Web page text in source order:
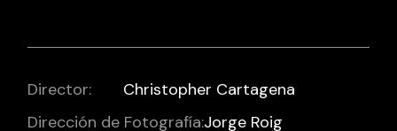
Director:
Christopher Cartagena
Dirección de Fotografía:Jorge Roig